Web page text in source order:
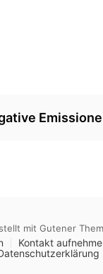
mit Gutener
Kontakt